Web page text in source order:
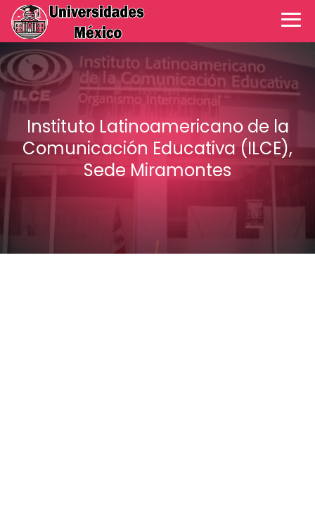
Instituto Latinoamericano de la
Comunicación Educativa (ILCE),
Sede Miramontes